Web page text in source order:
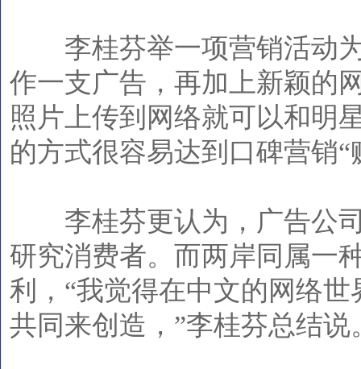
李桂芬举一项营销活动为
作一支广告，再加上新颖的
照片上传到网络就可以和明
的方式很容易达到口碑营销
李桂芬更认为，广告公司
研究消费者。而两岸同属一
利，“我觉得在中文的网络
共同来创造，”李桂芬总结